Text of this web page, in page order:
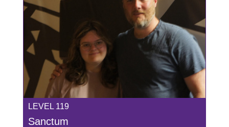
LEVEL 119
Sanctum